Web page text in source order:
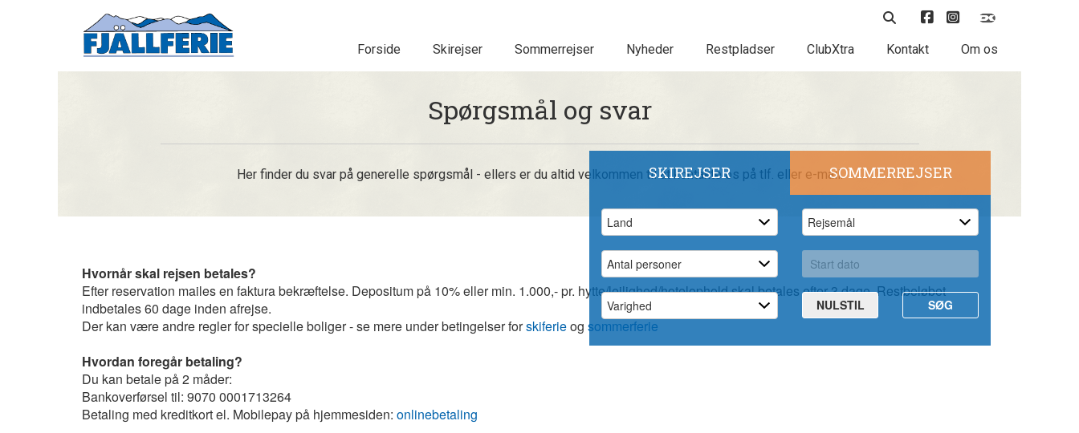
Forside Skirejser Sommerrejser Nyheder Restpladser ClubXtra Kontakt Om os
SKIREJSER SOMMERREJSER
NULSTIL SØG
Spørgsmål og svar
Her finder du svar på generelle spørgsmål - ellers er du altid velkommen til at kontakte os på tlf. eller e-mail.
Hvornår skal rejsen betales?
Efter reservation mailes en faktura bekræftelse. Depositum på 10% eller min. 1.000,- pr. hytte/lejlighed/hotelophold skal betales efter 3 dage. Restbeløbet
indbetales 60 dage inden afrejse.
Der kan være andre regler for specielle boliger - se mere under betingelser forskiferieog sommerferie
Hvordan foregår betaling?
Du kan betale på 2 måder:
Bankoverførsel til: 9070 0001713264
Betaling med kreditkort el. Mobilepay på hjemmesiden: onlinebetaling